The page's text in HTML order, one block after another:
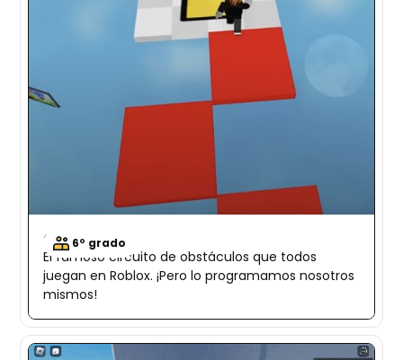
6º grado
Obby
El famoso circuito de obstáculos que todos
juegan en Roblox. ¡Pero lo programamos nosotros
mismos!